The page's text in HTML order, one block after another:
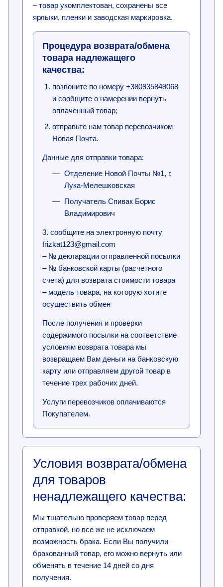
– товар укомплектован, сохранены все
ярлыки, пленки и заводская маркировка.
Процедура возврата/обмена
товара надлежащего
качества:
позвоните по номеру +380935849068
и сообщите о намерении вернуть
оплаченный товар;
отправьте нам товар перевозчиком
Новая Почта.
Данные для отправки товара:
Отделение Новой Почты №1, г.
Лука-Мелешковская
Получатель Спивак Борис
Владимирович
3. сообщите на электронную почту
frizkat123@gmail.com
– № декларации отправленной посылки
– № банковской карты (расчетного
счета) для возврата стоимости товара
– модель товара, на которую хотите
осуществить обмен
После получения и проверки
содержимого посылки на соответствие
условиям возврата товара мы
возвращаем Вам деньги на банковскую
карту или отправляем другой товар в
течение трех рабочих дней.
Услуги перевозчиков оплачиваются
Покупателем.
Условия возврата/обмена
для товаров
ненадлежащего качества:
Мы тщательно проверяем товар перед
отправкой, но все же не исключаем
возможность брака. Если Вы получили
бракованный товар, его можно вернуть или
обменять в течение 14 дней со дня
получения.